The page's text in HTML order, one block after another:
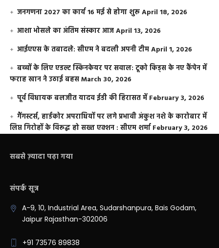
जनगणना 2027 का कार्य 16 मई से होगा शुरूApril 18, 2026
आशा भोसले का अंतिम संस्कार आजApril 13, 2026
आईएएस के तबादले: सीएम ने बदली अपनी टीमApril 1, 2026
बच्चों के लिए एडल्ट स्किनकेयर पर सवाल: टूको किड्स के नए कैंपेन में
फराह खान ने उठाई बहसMarch 30, 2026
पूर्व विधायक बलजीत यादव ईडी की हिरासत में February 3, 2026
गैंगस्टर्स, हार्डकोर अपराधियों पर लगे प्रभावी अंकुश नशे के कारोबार में
लिप्त गिरोहों के विरूद्ध हो सख्त एक्शन : सीएम शर्मा February 3, 2026
सबसे ज़्यादा पढ़ा गया
संपर्क सूत्र
A-9, 10, Industrial Area, Sudarshanpura, Bais Godam,
Jaipur Rajasthan-302006
+91 73576 89838